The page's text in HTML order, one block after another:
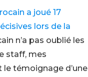
a joué 17
lors de la
n’a pas oublié les
staff, mes
témoignage d’une